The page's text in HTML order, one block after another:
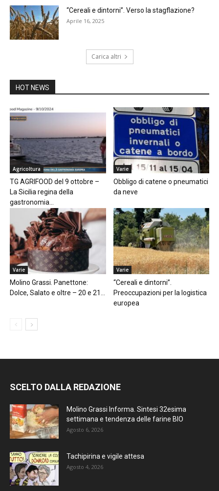
“Cereali e dintorni”. Verso la stagflazione?
Aprile 16, 2025
Carica altri
HOT NEWS
Agricoltura
TG AGRIFOOD del 9 ottobre –
La Sicilia regina della
gastronomia...
Varie
Obbligo di catene o pneumatici
da neve
Varie
Molino Grassi. Panettone:
Dolce, Salato e oltre – 20 e 21...
Varie
“Cereali e dintorni”.
Preoccupazioni per la logistica
europea
SCELTO DALLA REDAZIONE
Molino Grassi Informa. Sintesi 32esima
settimana e tendenza delle farine BIO
Agosto 6, 2026
Tachipirina e vigile attesa
Agosto 4, 2026